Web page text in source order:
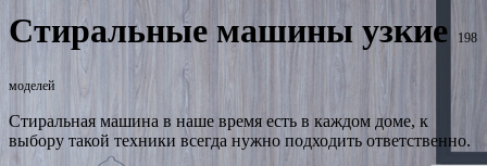
Стиральные машины узкие 198
моделей
Стиральная машина в наше время есть в каждом доме, к
выбору такой техники всегда нужно подходить ответственно.